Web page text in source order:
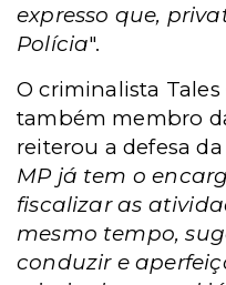
expresso que,
Polícia".
O criminalista Tales
também membro
reiterou a defesa
MP já tem o
fiscalizar as
mesmo tempo,
conduzir e